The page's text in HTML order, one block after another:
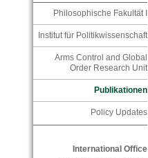
Philosophische Fakultät I
Institut für Politikwissenschaft
Arms Control and Global
Order Research Unit
Publikationen
Policy Updates
International Office